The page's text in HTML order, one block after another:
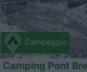
Campeggio
Camping Pont